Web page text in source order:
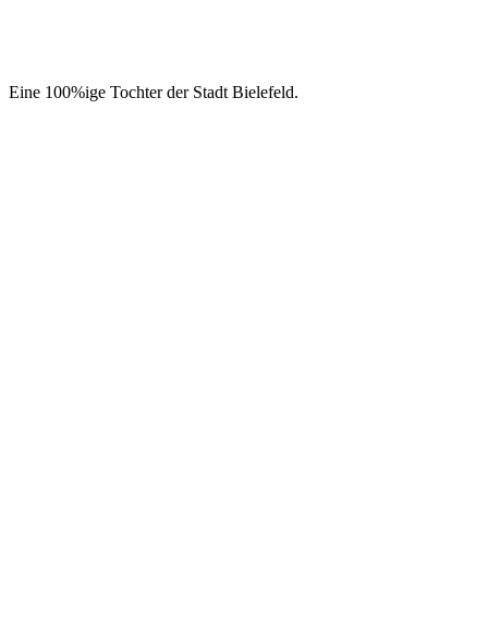
Eine 100%ige Tochter der Stadt Bielefeld.